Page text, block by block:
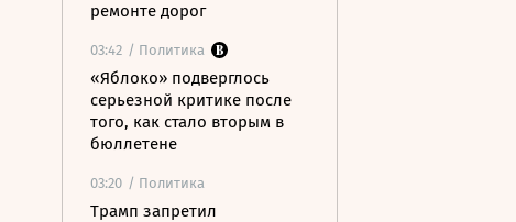
ремонте дорог
03:42 / Политика
«Яблоко» подверглось
серьезной критике после
того, как стало вторым в
бюллетене
03:20 / Политика
Трамп запретил